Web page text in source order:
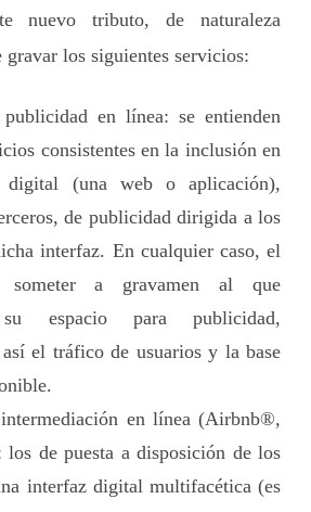
nuevo tributo, de naturaleza
gravar los siguientes servicios:
en línea: se entienden
consistentes en la inclusión en
digital (una web o aplicación),
de publicidad dirigida a los
interfaz. En cualquier caso, el
someter a gravamen al que
su espacio para publicidad,
el tráfico de usuarios y la base
en línea (Airbnb®,
de puesta a disposición de los
interfaz digital multifacética (es